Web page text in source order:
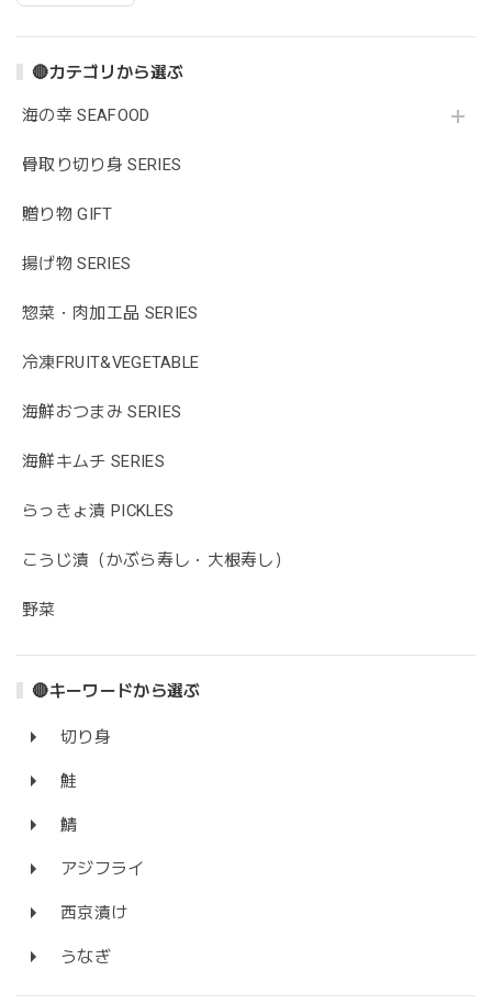
🔴カテゴリから選ぶ
海の幸 SEAFOOD
骨取り切り身 SERIES
贈り物 GIFT
揚げ物 SERIES
惣菜・肉加工品 SERIES
冷凍FRUIT&VEGETABLE
海鮮おつまみ SERIES
海鮮キムチ SERIES
らっきょ漬 PICKLES
こうじ漬（かぶら寿し・大根寿し）
野菜
🔴キーワードから選ぶ
切り身
鮭
鯖
アジフライ
西京漬け
うなぎ